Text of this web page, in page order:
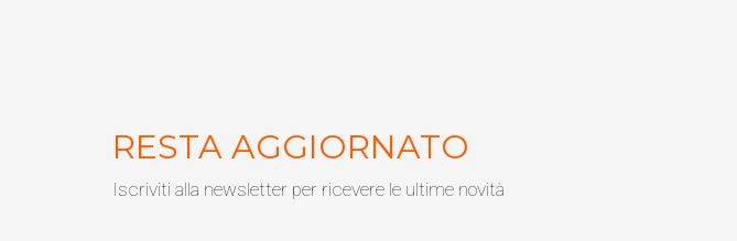
RESTA AGGIORNATO
Iscriviti alla newsletter per ricevere le ultime novità